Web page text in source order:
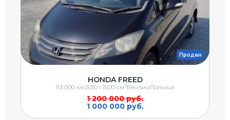
Продан
HONDA FREED
1 200 000 руб.
1 000 000 руб.
113 000 км2010 г.1500 см3БензинПолный